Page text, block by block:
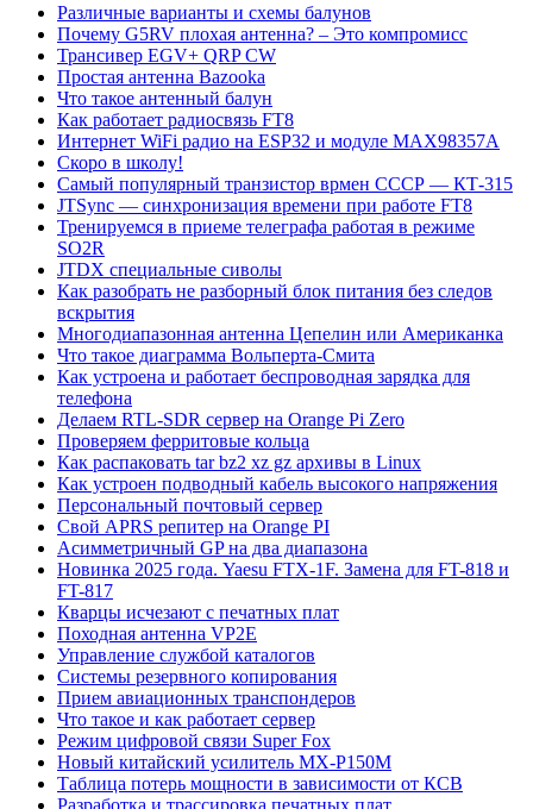
Различные варианты и схемы балунов
Почему G5RV плохая антенна? – Это компромисс
Трансивер EGV+ QRP CW
Простая антенна Bazooka
Что такое антенный балун
Как работает радиосвязь FT8
Интернет WiFi радио на ESP32 и модуле MAX98357A
Скоро в школу!
Самый популярный транзистор врмен СССР — КТ-315
JTSync — синхронизация времени при работе FT8
Тренируемся в приеме телеграфа работая в режиме
SO2R
JTDX специальные сиволы
Как разобрать не разборный блок питания без следов
вскрытия
Многодиапазонная антенна Цепелин или Американка
Что такое диаграмма Вольперта-Смита
Как устроена и работает беспроводная зарядка для
телефона
Делаем RTL-SDR сервер на Orange Pi Zero
Проверяем ферритовые кольца
Как распаковать tar bz2 xz gz архивы в Linux
Как устроен подводный кабель высокого напряжения
Персональный почтовый сервер
Свой APRS репитер на Orange PI
Асимметричный GP на два диапазона
Новинка 2025 года. Yaesu FTX-1F. Замена для FT-818 и
FT-817
Кварцы исчезают с печатных плат
Походная антенна VP2E
Управление службой каталогов
Системы резервного копирования
Прием авиационных транспондеров
Что такое и как работает сервер
Режим цифровой связи Super Fox
Новый китайский усилитель MX-P150M
Таблица потерь мощности в зависимости от КСВ
Разработка и трассировка печатных плат